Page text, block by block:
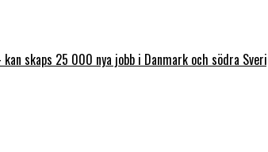
skaps 25 000 nya jobb i Danmark och södra